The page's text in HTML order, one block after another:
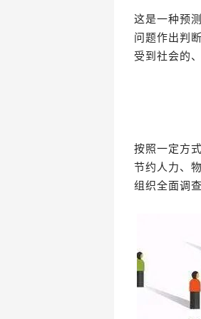
这是一种预
问题作出判
受到社会的
按照一定方
节约人力、
组织全面调